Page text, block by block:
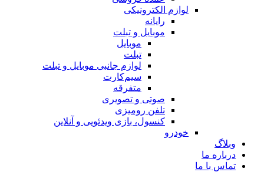
لوازم الکترونیکی
رایانه
موبایل و تبلت
موبایل
تبلت
لوازم جانبی موبایل و تبلت
سیم‌کارت
متفرقه
صوتی و تصویری
تلفن رومیزی
کنسول، بازی‌ ویدئویی و آنلاین
خودرو
وبلاگ
درباره ما
تماس با ما